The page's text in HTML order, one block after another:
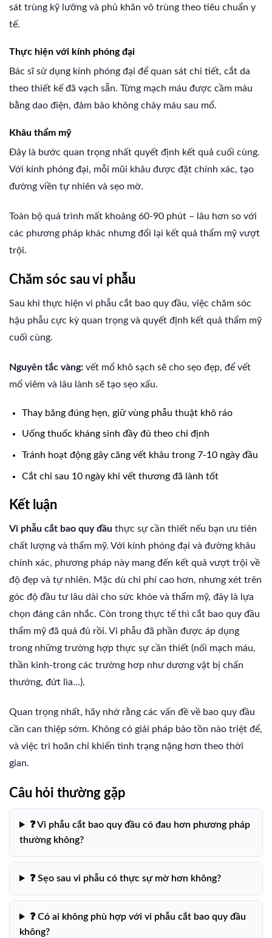
sát trùng kỹ lưỡng và phủ khăn vô trùng theo tiêu chuẩn y
tế.
Thực hiện với kính phóng đại
Bác sĩ sử dụng kính phóng đại để quan sát chi tiết, cắt da
theo thiết kế đã vạch sẵn. Từng mạch máu được cầm máu
bằng dao điện, đảm bảo không chảy máu sau mổ.
Khâu thẩm mỹ
Đây là bước quan trọng nhất quyết định kết quả cuối cùng.
Với kính phóng đại, mỗi mũi khâu được đặt chính xác, tạo
đường viền tự nhiên và sẹo mờ.
Toàn bộ quá trình mất khoảng 60-90 phút – lâu hơn so với
các phương pháp khác nhưng đổi lại kết quả thẩm mỹ vượt
trội.
Chăm sóc sau vi phẫu
Sau khi thực hiện vi phẫu cắt bao quy đầu, việc chăm sóc
hậu phẫu cực kỳ quan trọng và quyết định kết quả thẩm mỹ
cuối cùng.
Nguyên tắc vàng: vết mổ khô sạch sẽ cho sẹo đẹp, để vết
mổ viêm và lâu lành sẽ tạo sẹo xấu.
Thay băng đúng hẹn, giữ vùng phẫu thuật khô ráo
Uống thuốc kháng sinh đầy đủ theo chỉ định
Tránh hoạt động gây căng vết khâu trong 7-10 ngày đầu
Cắt chỉ sau 10 ngày khi vết thương đã lành tốt
Kết luận
Vi phẫu cắt bao quy đầu thực sự cần thiết nếu bạn ưu tiên
chất lượng và thẩm mỹ. Với kính phóng đại và đường khâu
chính xác, phương pháp này mang đến kết quả vượt trội về
độ đẹp và tự nhiên. Mặc dù chi phí cao hơn, nhưng xét trên
góc độ đầu tư lâu dài cho sức khỏe và thẩm mỹ, đây là lựa
chọn đáng cân nhắc. Còn trong thực tế thì cắt bao quy đầu
thẩm mỹ đã quá đủ rồi. Vi phẫu đã phần được áp dụng
trong những trường hợp thực sự cần thiết (nối mạch máu,
thần kinh-trong các trường hơp như dương vật bị chấn
thướng, đứt lìa…).
Quan trọng nhất, hãy nhớ rằng các vấn đề về bao quy đầu
cần can thiệp sớm. Không có giải pháp bảo tồn nào triệt để,
và việc trì hoãn chỉ khiến tình trạng nặng hơn theo thời
gian.
Câu hỏi thường gặp
❓ Vi phẫu cắt bao quy đầu có đau hơn phương pháp
thường không?
❓ Sẹo sau vi phẫu có thực sự mờ hơn không?
❓ Có ai không phù hợp với vi phẫu cắt bao quy đầu
không?